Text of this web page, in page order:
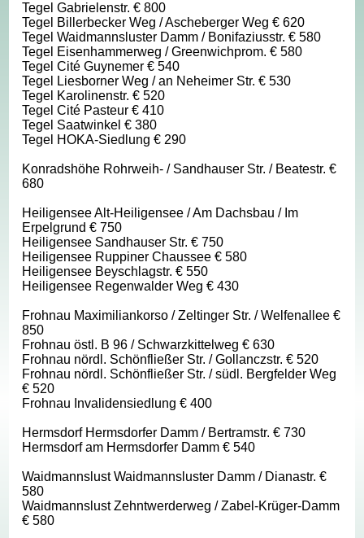
Tegel Gabrielenstr. € 800
Tegel Billerbecker Weg / Ascheberger Weg € 620
Tegel Waidmannsluster Damm / Bonifaziusstr. € 580
Tegel Eisenhammerweg / Greenwichprom. € 580
Tegel Cité Guynemer € 540
Tegel Liesborner Weg / an Neheimer Str. € 530
Tegel Karolinenstr. € 520
Tegel Cité Pasteur € 410
Tegel Saatwinkel € 380
Tegel HOKA-Siedlung € 290
Konradshöhe Rohrweih- / Sandhauser Str. / Beatestr. €
680
Heiligensee Alt-Heiligensee / Am Dachsbau / Im
Erpelgrund € 750
Heiligensee Sandhauser Str. € 750
Heiligensee Ruppiner Chaussee € 580
Heiligensee Beyschlagstr. € 550
Heiligensee Regenwalder Weg € 430
Frohnau Maximiliankorso / Zeltinger Str. / Welfenallee €
850
Frohnau östl. B 96 / Schwarzkittelweg € 630
Frohnau nördl. Schönfließer Str. / Gollanczstr. € 520
Frohnau nördl. Schönfließer Str. / südl. Bergfelder Weg
€ 520
Frohnau Invalidensiedlung € 400
Hermsdorf Hermsdorfer Damm / Bertramstr. € 730
Hermsdorf am Hermsdorfer Damm € 540
Waidmannslust Waidmannsluster Damm / Dianastr. €
580
Waidmannslust Zehntwerderweg / Zabel-Krüger-Damm
€ 580